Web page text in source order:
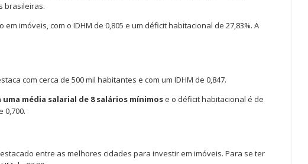
brasileiras.
imóveis, com o IDHM de 0,805 e um déficit habitacional de 27,83%. A
com cerca de 500 mil habitantes e com um IDHM de 0,847.
uma média salarial de 8 salários mínimose o déficit habitacional é de
0,700.
entre as melhores cidades para investir em imóveis. Para se ter